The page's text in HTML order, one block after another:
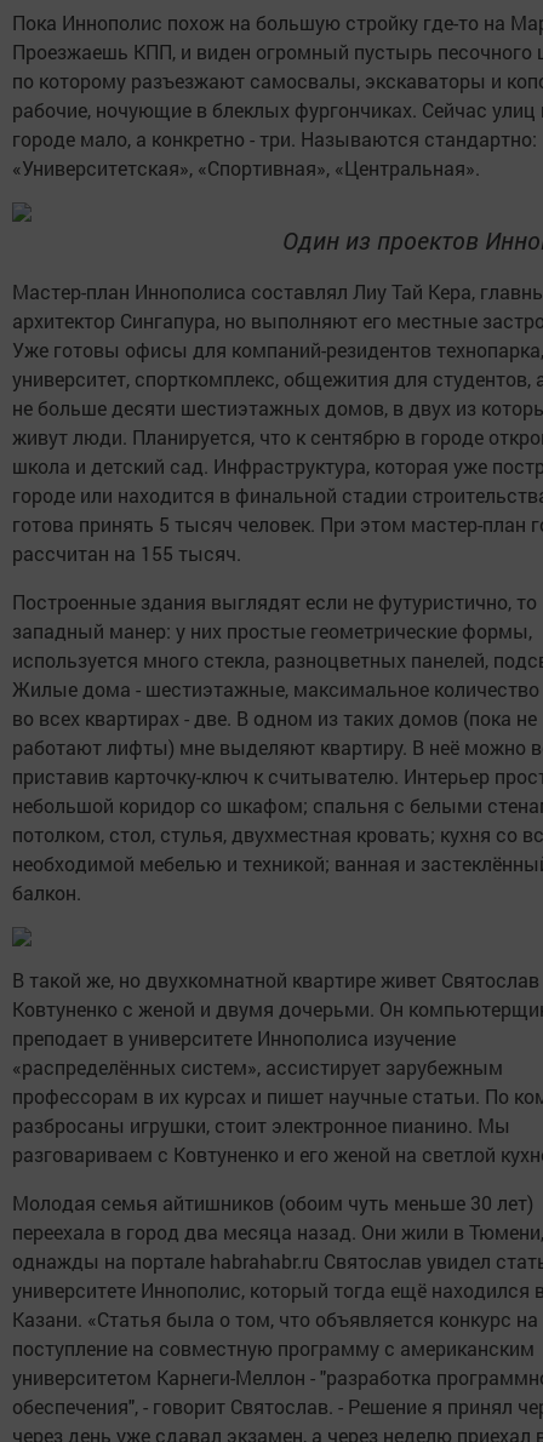
Пока Иннополис похож на большую стройку где-то на
Проезжаешь КПП, и виден огромный пустырь песочного
по которому разъезжают самосвалы, экскаваторы и
рабочие, ночующие в блеклых фургончиках. Сейчас улиц
городе мало, а конкретно - три. Называются стандартно:
«Университетская», «Спортивная», «Центральная».
Один из проектов
Мастер-план Иннополиса составлял Лиу Тай Кера,
архитектор Сингапура, но выполняют его местные
Уже готовы офисы для компаний-резидентов технопарка,
университет, спорткомплекс, общежития для студентов,
не больше десяти шестиэтажных домов, в двух из
живут люди. Планируется, что к сентябрю в городе
школа и детский сад. Инфраструктура, которая уже
городе или находится в финальной стадии
готова принять 5 тысяч человек. При этом мастер-план
рассчитан на 155 тысяч.
Построенные здания выглядят если не футуристично, то
западный манер: у них простые геометрические формы,
используется много стекла, разноцветных панелей,
Жилые дома - шестиэтажные, максимальное
во всех квартирах - две. В одном из таких домов (пока не
работают лифты) мне выделяют квартиру. В неё можно
приставив карточку-ключ к считывателю. Интерьер
небольшой коридор со шкафом; спальня с белыми
потолком, стол, стулья, двухместная кровать; кухня со
необходимой мебелью и техникой; ванная и
балкон.
В такой же, но двухкомнатной квартире живет Святослав
Ковтуненко с женой и двумя дочерьми. Он
преподает в университете Иннополиса изучение
«распределённых систем», ассистирует зарубежным
профессорам в их курсах и пишет научные статьи. По
разбросаны игрушки, стоит электронное пианино. Мы
разговариваем с Ковтуненко и его женой на светлой
Молодая семья айтишников (обоим чуть меньше 30 лет)
переехала в город два месяца назад. Они жили в
однажды на портале habrahabr.ru Святослав увидел
университете Иннополис, который тогда ещё находился
Казани. «Статья была о том, что объявляется конкурс на
поступление на совместную программу с американским
университетом Карнеги-Меллон - "разработка
обеспечения", - говорит Святослав. - Решение я принял
через день уже сдавал экзамен, а через неделю приехал